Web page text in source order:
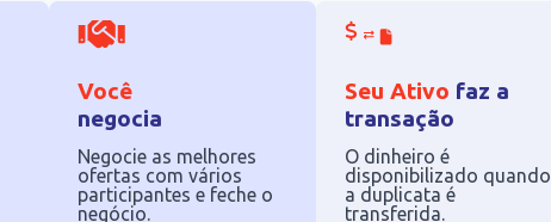
Você
negocia
Negocie as melhores
ofertas com vários
participantes e feche o
negócio.
Seu Ativo faz a
transação
O dinheiro é
disponibilizado quando
a duplicata é
transferida.